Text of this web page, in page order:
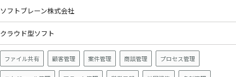
ソフトブレーン株式会社
クラウド型ソフト
ファイル共有 顧客管理 案件管理 商談管理 プロセス管理